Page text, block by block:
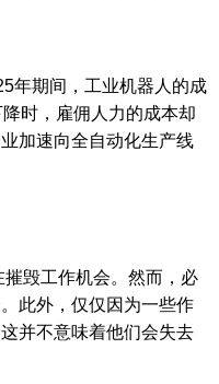
期间，工业机器人的成
时，雇佣人力的成本却
加速向全自动化生产线
毁工作机会。然而，必
此外，仅仅因为一些作
并不意味着他们会失去